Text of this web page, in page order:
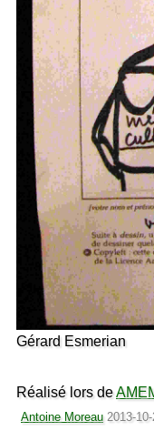
Gérard Esmerian
Réalisé lors de
Antoine Moreau 2013-